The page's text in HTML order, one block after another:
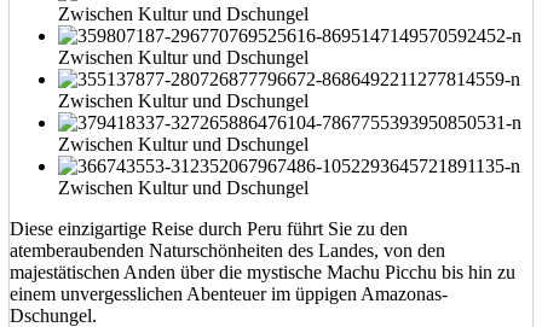
Zwischen Kultur und Dschungel
Zwischen Kultur und Dschungel
Zwischen Kultur und Dschungel
Zwischen Kultur und Dschungel
Zwischen Kultur und Dschungel
Diese einzigartige Reise durch Peru führt Sie zu den
atemberaubenden Naturschönheiten des Landes, von den
majestätischen Anden über die mystische Machu Picchu bis hin zu
einem unvergesslichen Abenteuer im üppigen Amazonas-
Dschungel.